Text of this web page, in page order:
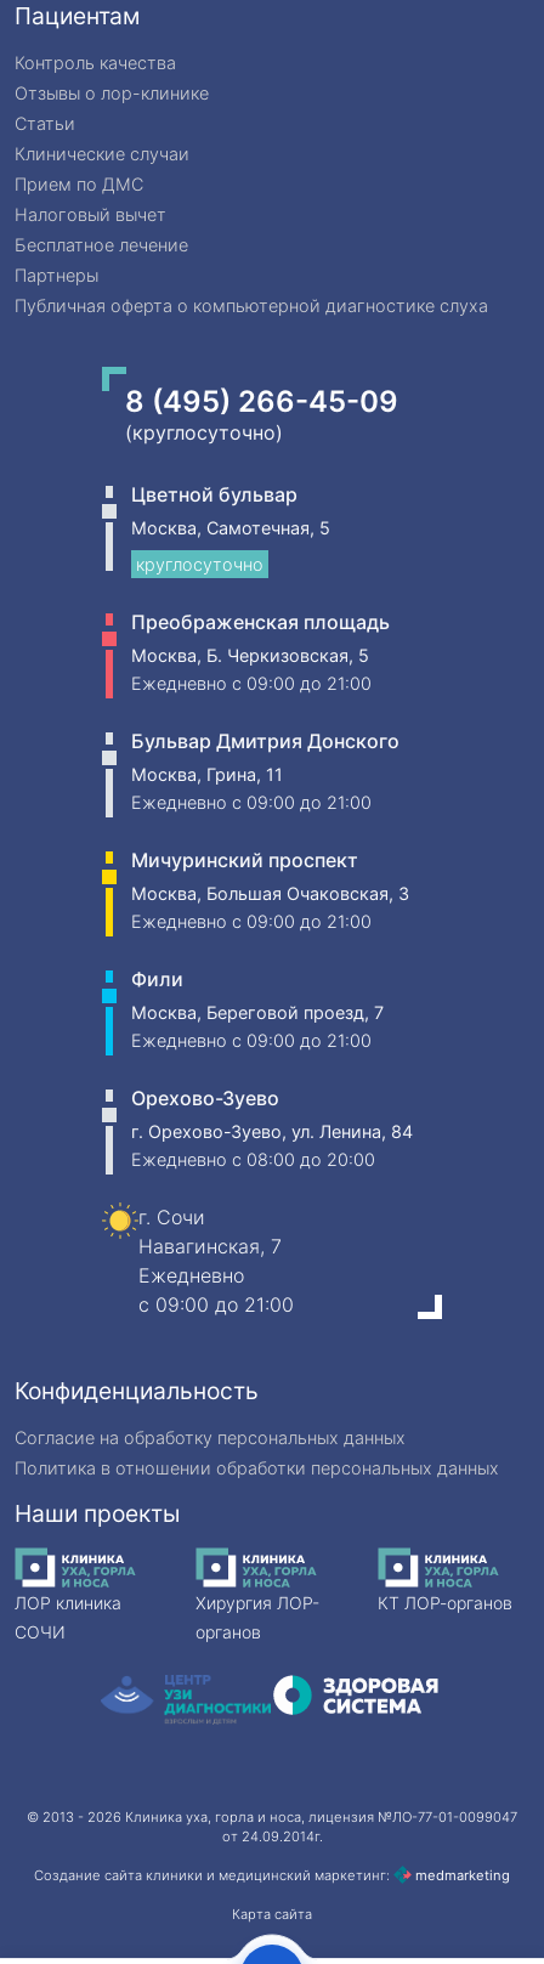
Пациентам
Контроль качества
Отзывы о лор-клинике
Статьи
Клинические случаи
Прием по ДМС
Налоговый вычет
Бесплатное лечение
Партнеры
Публичная оферта о компьютерной диагностике слуха
8 (495) 266-45-09
(круглосуточно)
Цветной бульвар
Москва, Самотечная, 5
круглосуточно
Преображенская площадь
Москва, Б. Черкизовская, 5
Ежедневно c 09:00 до 21:00
Бульвар Дмитрия Донского
Москва, Грина, 11
Ежедневно c 09:00 до 21:00
Мичуринский проспект
Москва, Большая Очаковская, 3
Ежедневно c 09:00 до 21:00
Фили
Москва, Береговой проезд, 7
Ежедневно c 09:00 до 21:00
Орехово-Зуево
г. Орехово-Зуево, ул. Ленина, 84
Ежедневно c 08:00 до 20:00
г. Сочи
Навагинская, 7
Ежедневно
c 09:00 до 21:00
Конфиденциальность
Согласие на обработку персональных данных
Политика в отношении обработки персональных данных
Наши проекты
ЛОР клиника
СОЧИ
Хирургия ЛОР-
органов
КТ ЛОР-органов
© 2013 - 2026 Клиника уха, горла и носа, лицензия №ЛО-77-01-0099047
от 24.09.2014г.
Создание сайта клиники и медицинский маркетинг: medmarketing
Карта сайта